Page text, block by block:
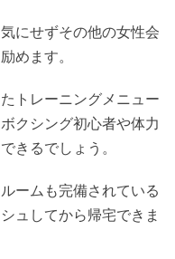
にせずその他の女性会
めます。
トレーニングメニュー
クシング初心者や体力
きるでしょう。
ームも完備されている
ュしてから帰宅できま